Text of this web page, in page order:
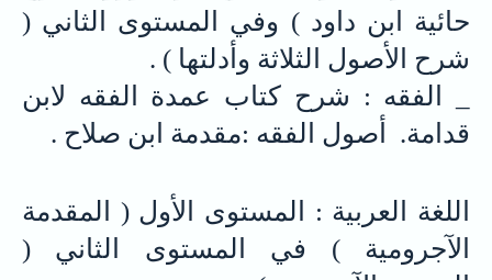
حائية ابن داود ) وفي المستوى الثاني (
شرح الأصول الثلاثة وأدلتها ) .
_ الفقه : شرح كتاب عمدة الفقه لابن
قدامة. أصول الفقه :مقدمة ابن صلاح .
اللغة العربية : المستوى الأول ( المقدمة
الآجرومية ) في المستوى الثاني (